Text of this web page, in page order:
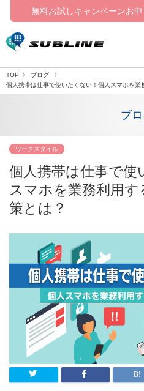
無料お試しキャンペーンお
TOP
ブログ
個人携帯は仕事で使いたくない！個人スマホを業
ブ
ワークスタイル
個人携帯は仕事で使
スマホを業務利用
策とは？